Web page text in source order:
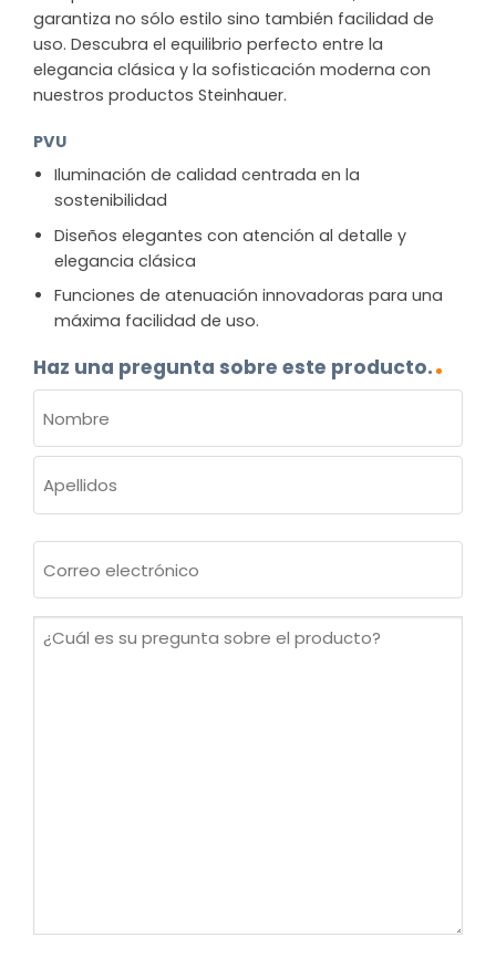
garantiza no sólo estilo sino también facilidad de
uso. Descubra el equilibrio perfecto entre la
elegancia clásica y la sofisticación moderna con
nuestros productos Steinhauer.
PVU
Iluminación de calidad centrada en la
sostenibilidad
Diseños elegantes con atención al detalle y
elegancia clásica
Funciones de atenuación innovadoras para una
máxima facilidad de uso.
Haz una pregunta sobre este producto.
(OBLIGATORIO)
Nombre
electrónico
¿Cuál